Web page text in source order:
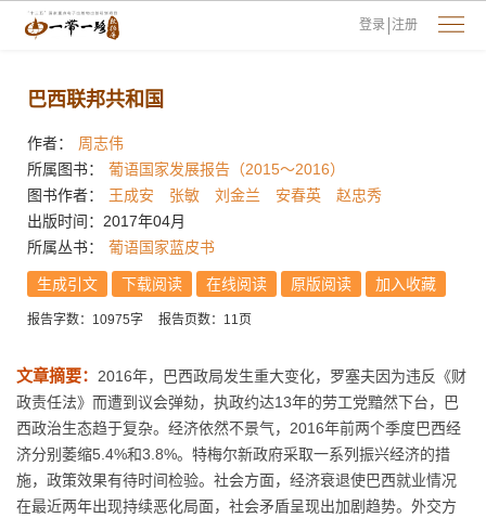
登录 注册
巴西联邦共和国
作者：
周志伟
所属图书：
葡语国家发展报告（2015～2016）
图书作者：
王成安 张敏 刘金兰 安春英
赵忠秀
出版时间：2017年04月
所属丛书：
葡语国家蓝皮书
生成引文 下载阅读 在线阅读 原版阅读 加入收藏
报告字数：10975字 报告页数：11页
文章摘要： 2016年，巴西政局发生重大变化，罗塞夫因为违反《财
政责任法》而遭到议会弹劾，执政约达13年的劳工党黯然下台，巴
西政治生态趋于复杂。经济依然不景气，2016年前两个季度巴西经
济分别萎缩5.4%和3.8%。特梅尔新政府采取一系列振兴经济的措
施，政策效果有待时间检验。社会方面，经济衰退使巴西就业情况
在最近两年出现持续恶化局面，社会矛盾呈现出加剧趋势。外交方